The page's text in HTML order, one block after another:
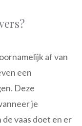
af van
een
Deze
je
vaas doet en er